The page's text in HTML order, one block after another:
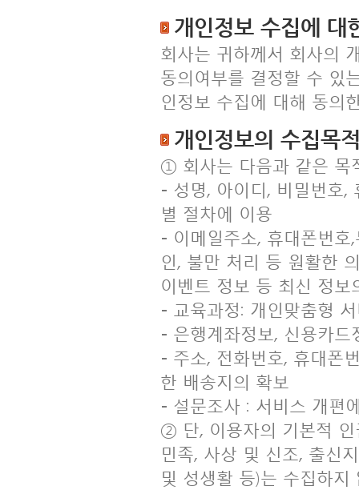
개인정보 수집에 대
회사는 귀하께서 회사의
동의여부를 결정할 수 있
인정보 수집에 대해 동의
개인정보의 수집목
① 회사는 다음과 같은 목
- 성명, 아이디, 비밀번호,
별 절차에 이용
- 이메일주소, 휴대폰번
인, 불만 처리 등 원활한
이벤트 정보 등 최신 정보
- 교육과정: 개인맞춤형
- 은행계좌정보, 신용카
- 주소, 전화번호, 휴대폰
한 배송지의 확보
- 설문조사 : 서비스 개편
② 단, 이용자의 기본적 인
민족, 사상 및 신조, 출신
및 성생활 등)는 수집하지